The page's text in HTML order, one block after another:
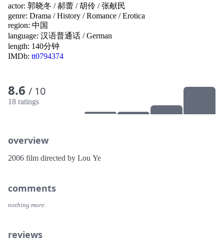
actor: 郭晓冬 /郝蕾 /胡伶 /张献民
genre: Drama /History /Romance /Erotica
region: 中国
language: 汉语普通话 /German
length: 140分钟
IMDb: tt0794374
8.6 / 10
18 ratings
overview
2006 film directed by Lou Ye
comments
nothing more.
reviews